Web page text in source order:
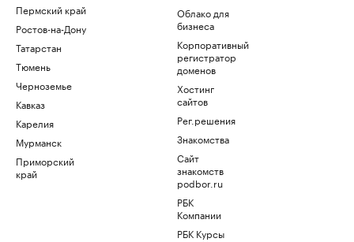
Пермский край
Ростов-на-Дону
Татарстан
Тюмень
Черноземье
Кавказ
Карелия
Мурманск
Приморский
край
Облако для
бизнеса
Корпоративный
регистратор
доменов
Хостинг
сайтов
Рег.решения
Знакомства
Сайт
знакомств
podbor.ru
РБК
Компании
РБК Курсы